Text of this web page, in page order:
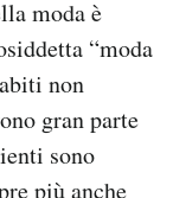
moda è
“moda
non
gran parte
sono
più anche